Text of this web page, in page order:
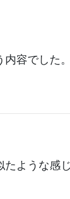
容でした。
ような感じ